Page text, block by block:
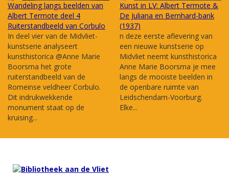
Wandeling langs beelden van
Albert Termote deel 4
Ruiterstandbeeld van Corbulo
In deel vier van de Midvliet-
kunstserie analyseert
kunsthistorica @Anne Marie
Boorsma het grote
ruiterstandbeeld van de
Romeinse veldheer Corbulo.
Dit indrukwekkende
monument staat op de
kruising...
Kunst in LV: Albert Termote &
De Juliana en Bernhard-bank
(1937)
n deze eerste aflevering van
een nieuwe kunstserie op
Midvliet neemt kunsthistorica
Anne Marie Boorsma je mee
langs de mooiste beelden in
de openbare ruimte van
Leidschendam-Voorburg.
Elke...